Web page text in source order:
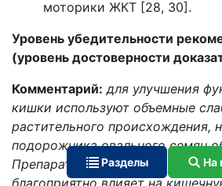
моторики ЖКТ [28, 30].
Уровень убедительности
(уровень достоверности
Комментарий: для улучшения
кишки используют объемные
растительного происхождения,
подорожника овального семян
Препараты увеличивают объем
благоприятно влияет на
Разделы На